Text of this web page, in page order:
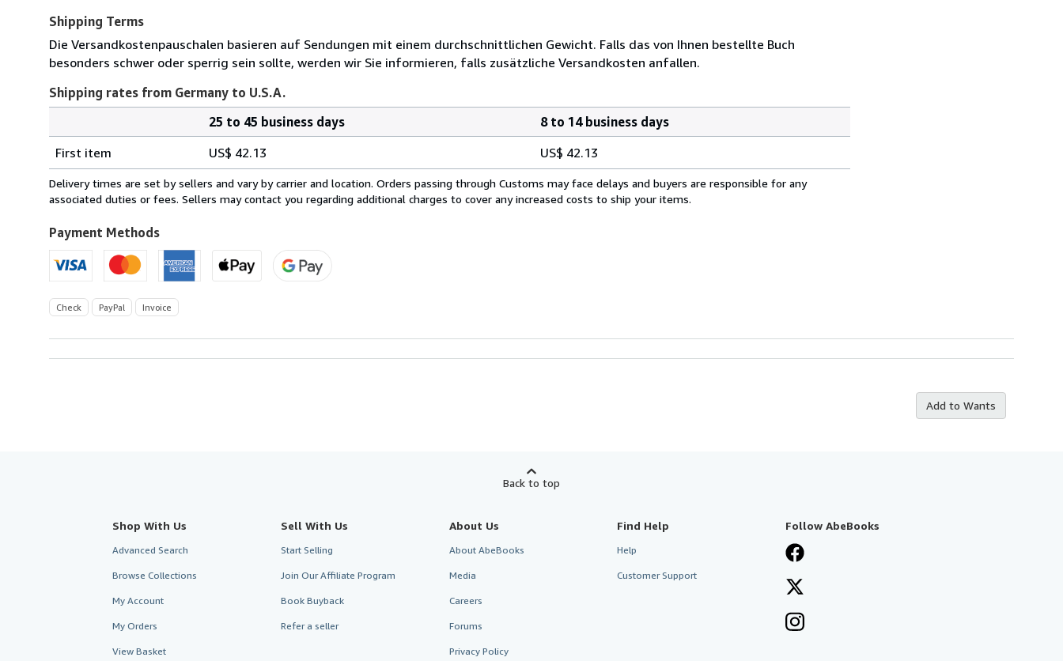
Shipping Terms
Die Versandkostenpauschalen basieren auf Sendungen mit einem durchschnittlichen Gewicht. Falls das von Ihnen bestellte Buch
besonders schwer oder sperrig sein sollte, werden wir Sie informieren, falls zusätzliche Versandkosten anfallen.
Shipping rates from Germany to U.S.A.
rates
from
Germany
U.S.A.
25 to 45 business days
8 to 14 business days
First item
US$ 42.13 US$ 42.13
Delivery times are set by sellers and vary by carrier and location. Orders passing through Customs may face delays and buyers are responsible for any
associated duties or fees. Sellers may contact you regarding additional charges to cover any increased costs to ship your items.
Payment Methods
Check PayPal Invoice
Add to Wants
Back to top
Shop With Us
Advanced Search
Browse Collections
My Account
My Orders
View Basket
Sell With Us
Start Selling
Join Our Affiliate Program
Book Buyback
Refer a seller
About Us
About AbeBooks
Media
Careers
Forums
Privacy Policy
Find Help
Help
Customer Support
Follow AbeBooks